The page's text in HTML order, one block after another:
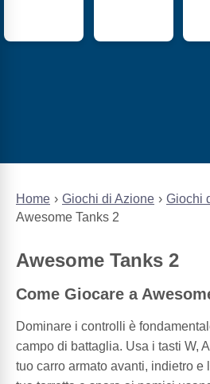
Home Giochi di Azione
Giochi
Awesome Tanks 2
Awesome Tanks 2
Come Giocare a
Dominare i controlli è
campo di battaglia. Usa i tasti W,
tuo carro armato avanti, indietro e